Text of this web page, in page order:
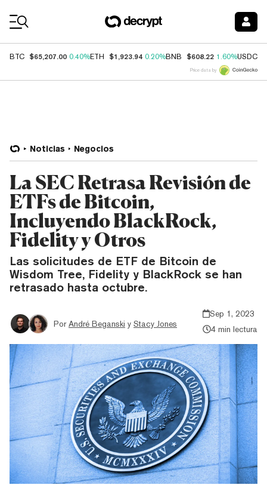
BTC $65,207.00 0.40%ETH $1,923.94 0.20%BNB $608.22 1.60%USDC
Price data by
Noticias Negocios
La SEC Retrasa Revisión de
ETFs de Bitcoin,
Incluyendo BlackRock,
Fidelity y Otros
Las solicitudes de ETF de Bitcoin de
Wisdom Tree, Fidelity y BlackRock se han
retrasado hasta octubre.
Por André Beganski y Stacy Jones
Sep 1, 2023
4 min lectura